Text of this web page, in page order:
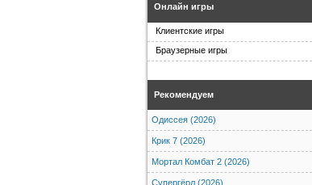
Онлайн игры
Клиентские игры
Браузерные игры
Рекомендуем
Одиссея (2026)
Крик 7 (2026)
Мортал Комбат 2 (2026)
Супергёрл (2026)